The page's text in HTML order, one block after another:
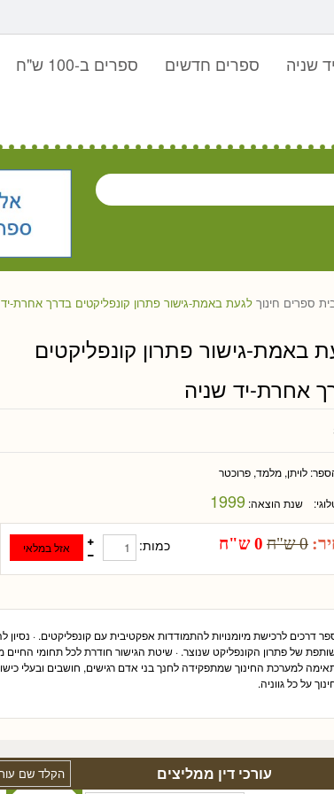
שניה ספרים חדשים ספרים ב-100 ש"ח
ספרים חינוך לגעת באמת-גישור פתרון קונפליקטים בדרך אחרת-
באמת-גישור פתרון קונפליקטים
אחרת-יד שניה
לויתן, מלמד, פרוכטר
שנת הוצאה:1999
0 ש"ח 0 ש"ח כמות:
דרכים לרכישת מיומנויות להתמודדות אפקטיבית עם קונפליקטים. ·
של פתרון הקונפליקט שנוצר. · שיטת הגישור חודרת לכל תחומי
למערכת החינוך שמתפקידה לחנך בני אדם רגישים, חושבים ובעלי
על כל גווניה.
עורכי דין ממליצים